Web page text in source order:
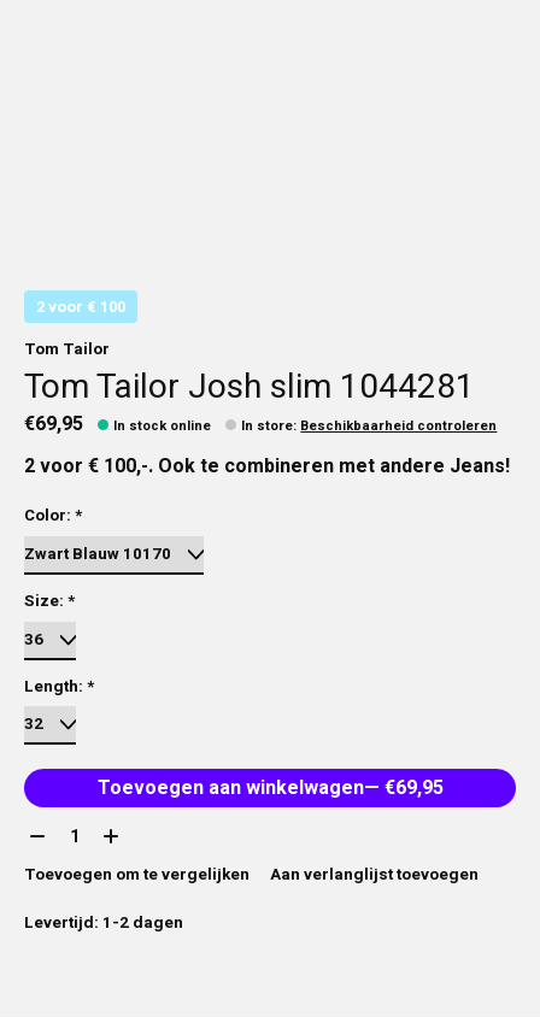
2 voor € 100
Tom Tailor
Tom Tailor Josh slim 1044281
€69,95 In stock online In store: Beschikbaarheid controleren
2 voor € 100,-. Ook te combineren met andere Jeans!
Color: *
Size: *
Length: *
Toevoegen aan winkelwagen
— €69,95
Aantal:
Toevoegen om te vergelijken
Aan verlanglijst toevoegen
Levertijd: 1-2 dagen